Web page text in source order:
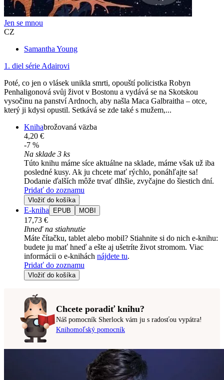
Jen se mnou
CZ
Samantha Young
1. diel série Adairovi
Poté, co jen o vlásek unikla smrti, opouští policistka Robyn
Penhaligonová svůj život v Bostonu a vydává se na Skotskou
vysočinu na panství Ardnoch, aby našla Maca Galbraitha – otce,
který ji kdysi opustil. Setkává se zde také s mužem,...
Knihabrožovaná väzba
4,20 €
-7 %
Na sklade 3 ks
Túto knihu máme síce aktuálne na sklade, máme však už iba
posledné kusy. Ak ju chcete mať rýchlo, ponáhľajte sa!
Dodanie ďalších môže trvať dlhšie, zvyčajne do šiestich dní.
Pridať do zoznamu
Vložiť do košíka
E-kniha EPUB MOBI
17,73 €
Ihneď na stiahnutie
Máte čítačku, tablet alebo mobil? Stiahnite si do nich e-knihu:
budete ju mať hneď a ešte aj ušetríte život stromom. Viac
informácii o e-knihách nájdete tu.
Pridať do zoznamu
Vložiť do košíka
Chcete poradiť knihu?
Náš pomocník Sherlock vám ju s radosťou vypátra!
Knihomoľský pomocník